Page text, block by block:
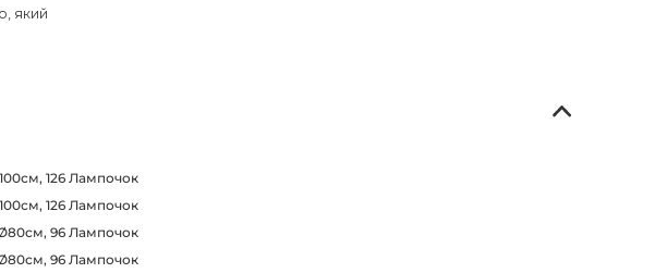
який
126 Лампочок
126 Лампочок
96 Лампочок
96 Лампочок